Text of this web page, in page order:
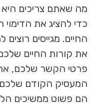
מה שאתם צריכים היא
כדי להציג את
החיים. מגייסים רוצים
את קורות החיים
פרטי הקשר שלכם,
המעסיק הקודם
הם פשוט ממשיכים